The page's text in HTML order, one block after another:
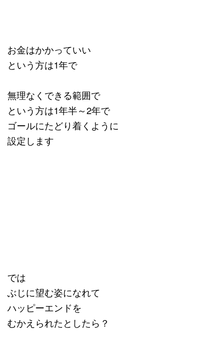
お金はかかっていい
という方は1年で
無理なくできる範囲で
という方は1年半～2年で
ゴールにたどり着くように
設定します
では
ぶじに望む姿になれて
ハッピーエンドを
むかえられたとしたら？